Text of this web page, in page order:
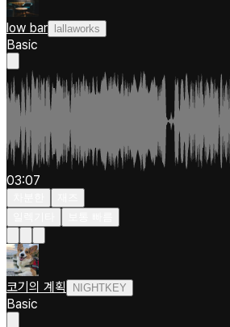
low bar lallaworks
Basic
03:07
코기의 계획 NIGHTKEY
Basic